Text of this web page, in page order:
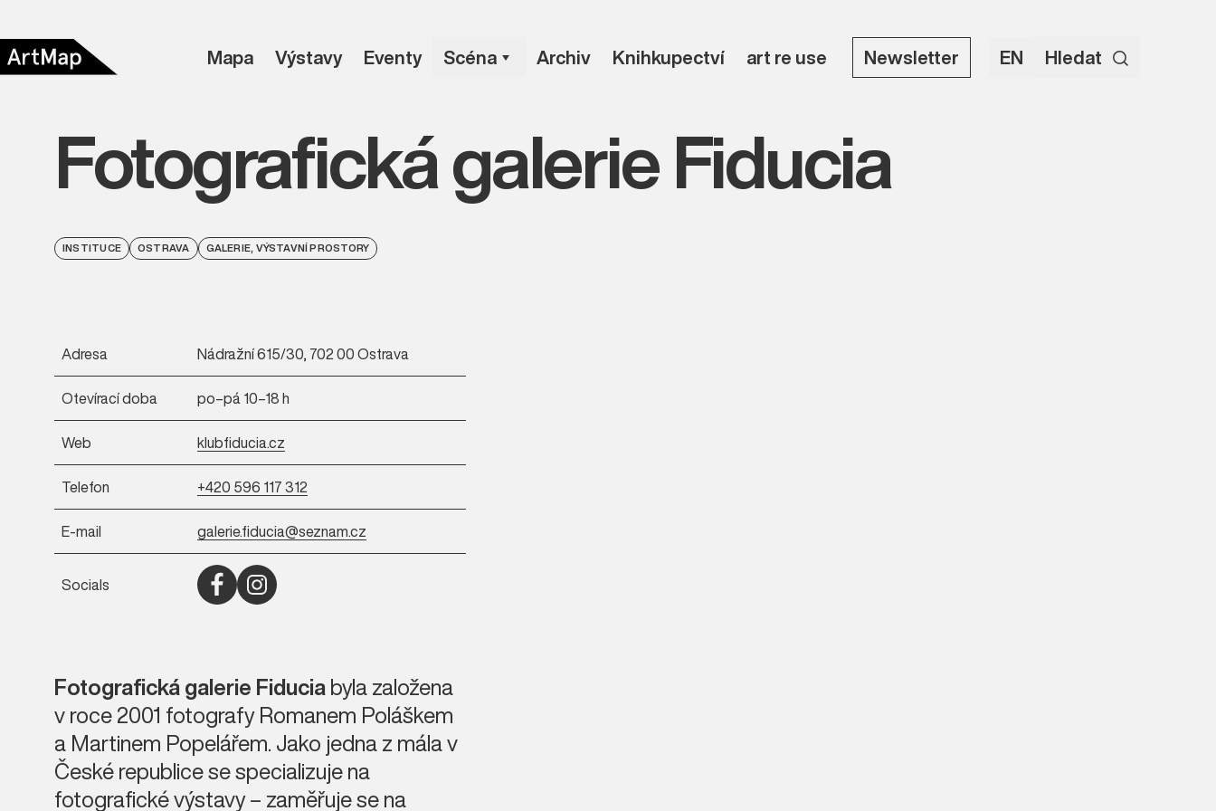
Mapa Výstavy Eventy Scéna Archiv Knihkupectví art re use Newsletter EN Hledat
Fotografická galerie Fiducia
INSTITUCE OSTRAVA GALERIE, VÝSTAVNÍ PROSTORY
Adresa Nádražní 615/30, 702 00 Ostrava
Otevírací doba po–pá 10–18 h
Web klubfiducia.cz
Telefon +420 596 117 312
E-mail galerie.fiducia@seznam.cz
Socials Otevřít Facebook (nové okno)
Otevřít Instagram (nové okno)
Fotografická galerie Fiduciabyla založena
v roce 2001 fotografy Romanem Poláškem
a Martinem Popelářem. Jako jedna z mála v
České republice se specializuje na
fotografické výstavy – zaměřuje se na